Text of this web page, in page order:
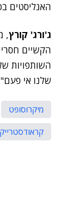
האנליסטים
ג'ורג' קורץ,
הקשיים
שלנו אי
מיקרוסופט
קראודסטרייק